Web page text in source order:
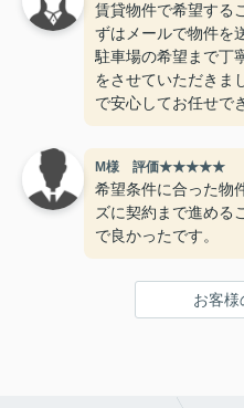
賃貸物件で希望する
ずはメールで物件を
駐車場の希望まで丁
をさせていただきま
で安心してお任せで
M様 評価★★★★★
希望条件に合った物
ズに契約まで進める
で良かったです。
お客様